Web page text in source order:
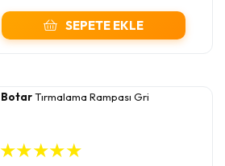
SEPETE EKLE
BotarTırmalama Rampası Gri
★★★★★